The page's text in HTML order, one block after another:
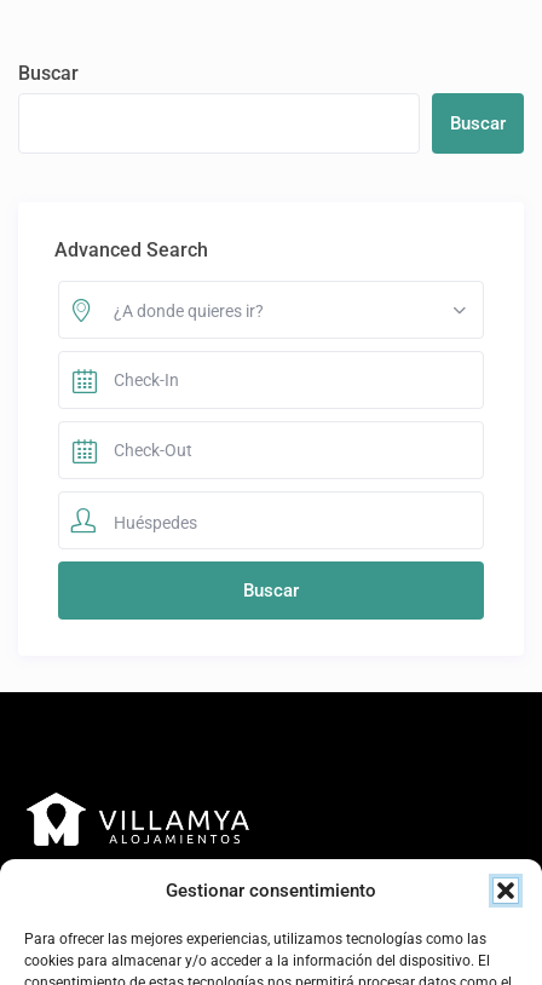
Gestionar consentimiento
Para ofrecer las mejores experiencias, utilizamos tecnologías como las
cookies para almacenar y/o acceder a la información del dispositivo. El
Buscar
Buscar
Advanced Search
¿A donde quieres ir?
Huéspedes